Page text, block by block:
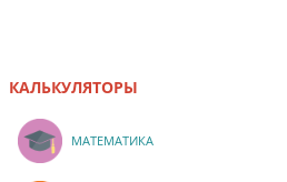
КАЛЬКУЛЯТОРЫ
МАТЕМАТИКА